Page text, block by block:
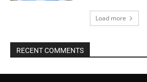
Load more
RECENT COMMENTS